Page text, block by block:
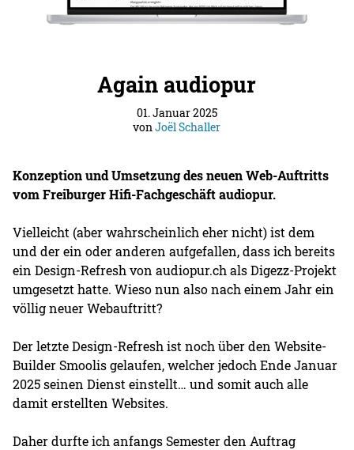
Again audiopur
01. Januar 2025
vonJoël Schaller
Konzeption und Umsetzung des neuen Web-Auftritts
vom Freiburger Hifi-Fachgeschäft audiopur.
Vielleicht (aber wahrscheinlich eher nicht) ist dem
und der ein oder anderen aufgefallen, dass ich bereits
ein Design-Refresh von audiopur.ch als Digezz-Projekt
umgesetzt hatte. Wieso nun also nach einem Jahr ein
völlig neuer Webauftritt?
Der letzte Design-Refresh ist noch über den Website-
Builder Smoolis gelaufen, welcher jedoch Ende Januar
2025 seinen Dienst einstellt… und somit auch alle
damit erstellten Websites.
Daher durfte ich anfangs Semester den Auftrag